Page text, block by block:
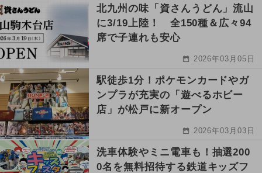
北九州の味「資さんうどん」流山
に3/19上陸！ 全150種＆広々94
席で子連れも安心
2026年03月05日
駅徒歩1分！ポケモンカードやガ
ンプラが充実の「遊べるホビー
店」が松戸に新オープン
2026年03月03日
洗車体験やミニ電車も！抽選200
0名を無料招待する鉄道キッズフ